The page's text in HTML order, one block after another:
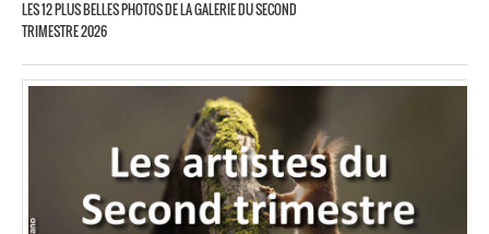
LES 12 PLUS BELLES PHOTOS DE LA GALERIE DU SECOND
TRIMESTRE 2026